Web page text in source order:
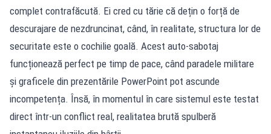
complet contrafăcută. Ei cred cu tărie că dețin o forță de
descurajare de nezdruncinat, când, în realitate, structura lor de
securitate este o cochilie goală. Acest auto-sabotaj
funcționează perfect pe timp de pace, când paradele militare
și graficele din prezentările PowerPoint pot ascunde
incompetența. Însă, în momentul în care sistemul este testat
direct într-un conflict real, realitatea brută spulberă